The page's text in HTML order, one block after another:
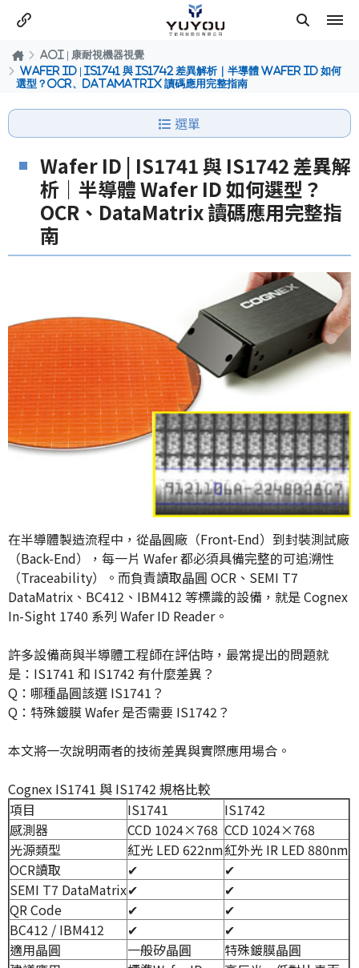
AOI | 康耐視機器視覺
Wafer ID | IS1741 與 IS1742 差異解析｜半導體 Wafer ID 如何
選型？OCR、DataMatrix 讀碼應用完整指南
選單
Wafer ID | IS1741 與 IS1742 差異解
析｜半導體 Wafer ID 如何選型？
OCR、DataMatrix 讀碼應用完整指
南
在半導體製造流程中，從晶圓廠（Front-End）到封裝測試廠
（Back-End），每一片 Wafer 都必須具備完整的可追溯性
（Traceability）。而負責讀取晶圓 OCR、SEMI T7
DataMatrix、BC412、IBM412 等標識的設備，就是 Cognex
In-Sight 1740 系列 Wafer ID Reader。
許多設備商與半導體工程師在評估時，最常提出的問題就
是：IS1741 和 IS1742 有什麼差異？
Q：哪種晶圓該選 IS1741？
Q：特殊鍍膜 Wafer 是否需要 IS1742？
本文將一次說明兩者的技術差異與實際應用場合。
Cognex IS1741 與 IS1742 規格比較
項目
IS1741
IS1742
感測器
CCD 1024×768 CCD 1024×768
光源類型
紅光 LED 622nm紅外光 IR LED 880nm
OCR讀取
✔
✔
SEMI T7 DataMatrix✔
✔
QR Code
✔
✔
BC412 / IBM412
✔
✔
適用晶圓
一般矽晶圓
特殊鍍膜晶圓